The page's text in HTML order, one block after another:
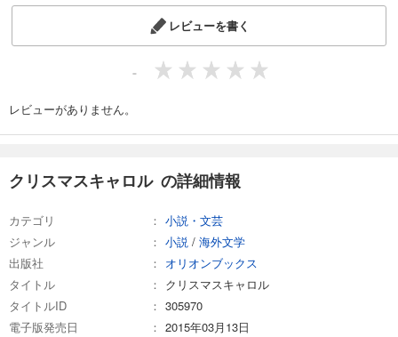
レビューを書く
-
レビューがありません。
クリスマスキャロル の詳細情報
カテゴリ
小説・文芸
ジャンル
小説 / 海外文学
出版社
オリオンブックス
タイトル
クリスマスキャロル
タイトルID
305970
電子版発売日
2015年03月13日